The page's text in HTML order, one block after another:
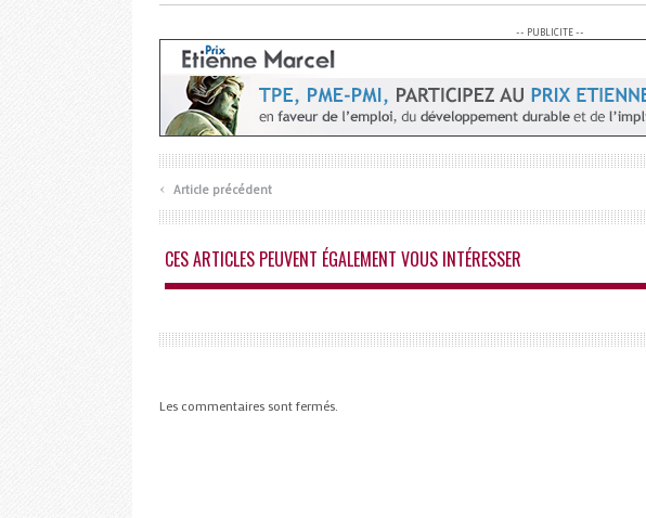
-- PUBLICITE --
‹ Article précédent
CES ARTICLES PEUVENT ÉGALEMENT VOUS INTÉRESSER
Les commentaires sont fermés.